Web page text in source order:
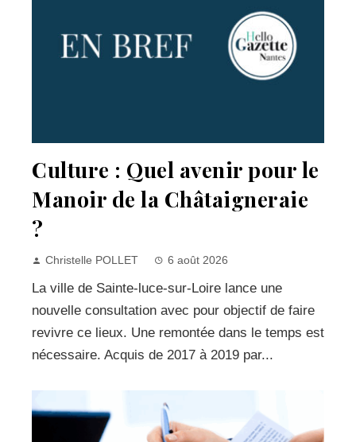
Culture : Quel avenir pour le
Manoir de la Châtaigneraie
?
Christelle POLLET 6 août 2026
La ville de Sainte-luce-sur-Loire lance une
nouvelle consultation avec pour objectif de faire
revivre ce lieux. Une remontée dans le temps est
nécessaire. Acquis de 2017 à 2019 par...